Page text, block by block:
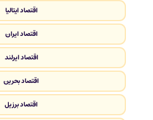
اقتصاد ایتالیا
اقتصاد ایران
اقتصاد ایرلند
اقتصاد بحرین
اقتصاد برزیل